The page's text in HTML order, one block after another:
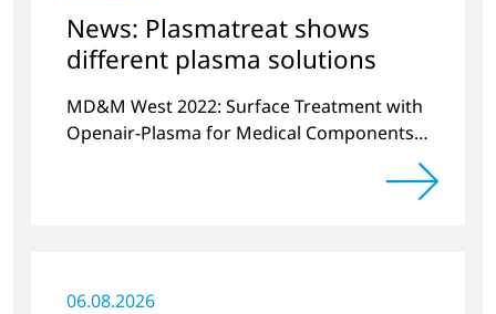
News: Plasmatreat shows
different plasma solutions
MD&M West 2022: Surface Treatment with
Openair-Plasma for Medical Components
06.08.2026